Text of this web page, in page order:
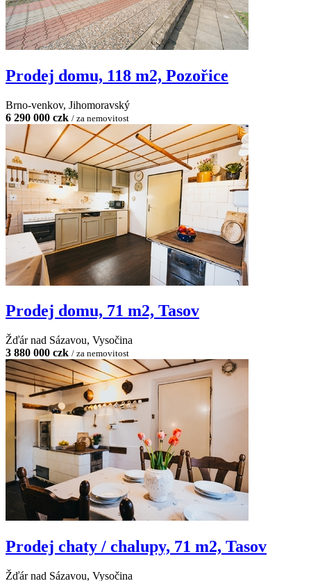
Prodej domu, 118 m2, Pozořice
Brno-venkov, Jihomoravský
6 290 000 czk / za nemovitost
Prodej domu, 71 m2, Tasov
Žďár nad Sázavou, Vysočina
3 880 000 czk / za nemovitost
Prodej chaty / chalupy, 71 m2, Tasov
Žďár nad Sázavou, Vysočina